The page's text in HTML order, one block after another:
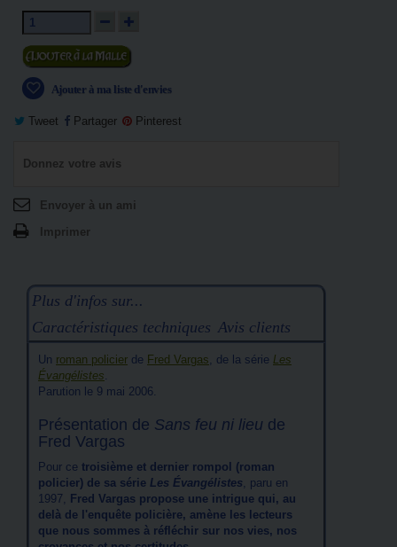
Ajouter au panier
Ajouter à ma liste d'envies
Tweet Partager Pinterest
Donnez votre avis
Envoyer à un ami
Imprimer
Plus d'infos sur...
Caractéristiques techniques Avis clients
Un roman policier de Fred Vargas, de la série Les
Évangélistes.
Parution le 9 mai 2006.
Présentation de Sans feu ni lieu de
Fred Vargas
Pour ce troisième et dernier rompol (roman
policier) de sa série Les Évangélistes, paru en
1997, Fred Vargas propose une intrigue qui, au
delà de l'enquête policière, amène les lecteurs
que nous sommes à réfléchir sur nos vies, nos